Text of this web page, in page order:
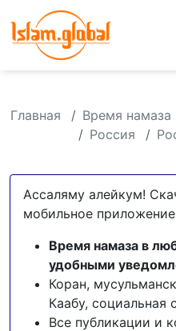
Главная
Время намаза
Россия
Ассаляму алейкум!
мобильное
Время намаза в
удобными
Коран,
Каабу, социальная
Все публикации и